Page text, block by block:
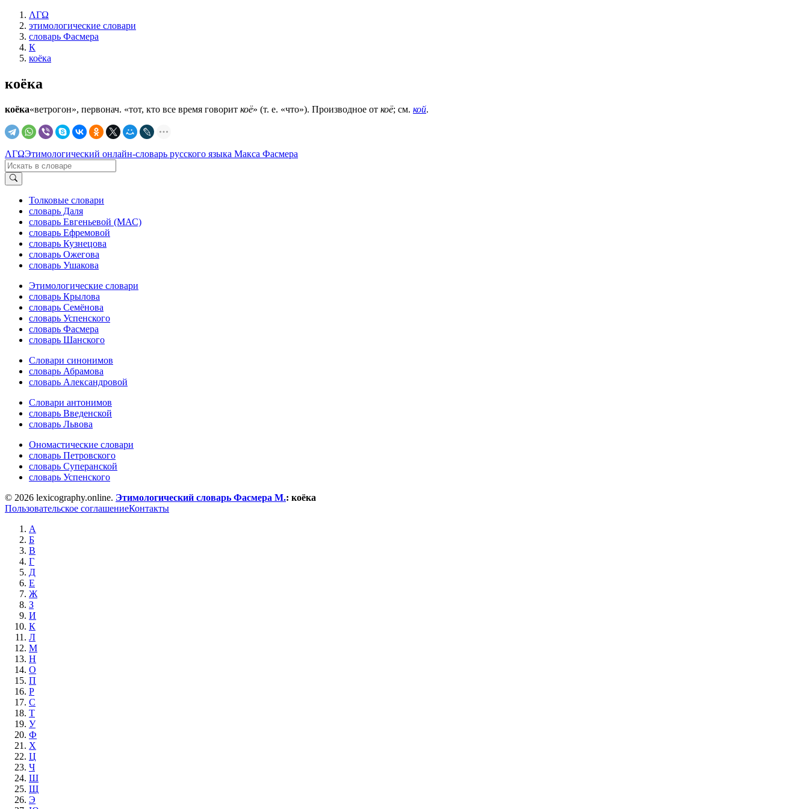
ΛΓΩ
этимологические словари
словарь Фасмера
К
коёка
коёка
коёка«ветрогон», первонач. «тот, кто все время говорит коё» (т. е. «что»). Производное от коё; см. кой.
ΛΓΩЭтимологический онлайн-словарь русского языка Макса Фасмера
Толковые словари
словарь Даля
словарь Евгеньевой (МАС)
словарь Ефремовой
словарь Кузнецова
словарь Ожегова
словарь Ушакова
Этимологические словари
словарь Крылова
словарь Семёнова
словарь Успенского
словарь Фасмера
словарь Шанского
Словари синонимов
словарь Абрамова
словарь Александровой
Словари антонимов
словарь Введенской
словарь Львова
Ономастические словари
словарь Петровского
словарь Суперанской
словарь Успенского
© 2026 lexicography.online. Этимологический словарь Фасмера М.: коёка
Пользовательское соглашениеКонтакты
А
Б
В
Г
Д
Е
Ж
З
И
К
Л
М
Н
О
П
Р
С
Т
У
Ф
Х
Ц
Ч
Ш
Щ
Э